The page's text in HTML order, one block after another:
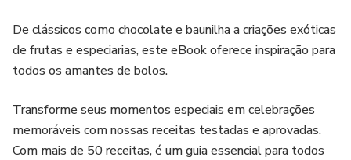
De clássicos como chocolate e baunilha a criações exóticas
de frutas e especiarias, este eBook oferece inspiração para
todos os amantes de bolos.
Transforme seus momentos especiais em celebrações
memoráveis com nossas receitas testadas e aprovadas.
Com mais de 50 receitas, é um guia essencial para todos